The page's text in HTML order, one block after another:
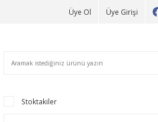
Üye Ol Üye Girişi
Stoktakiler